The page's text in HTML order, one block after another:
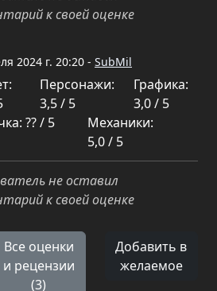
к своей оценке
2024 г. 20:20 - SubMil
Персонажи:
3,5 / 5
Графика:
3,0 / 5
?? / 5
Механики:
5,0 / 5
не оставил
к своей оценке
Все оценки
и рецензии
(3)
Добавить в
желаемое